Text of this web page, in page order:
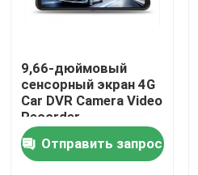
Главная страница
Продукция
9,66-дюймовый
сенсорный экран 4G
Car DVR Camera Video
Recorder
Отправить запрос